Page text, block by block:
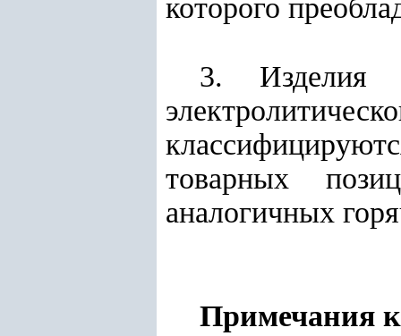
которого
3. Изделия
товарных
аналогичных
Примечания